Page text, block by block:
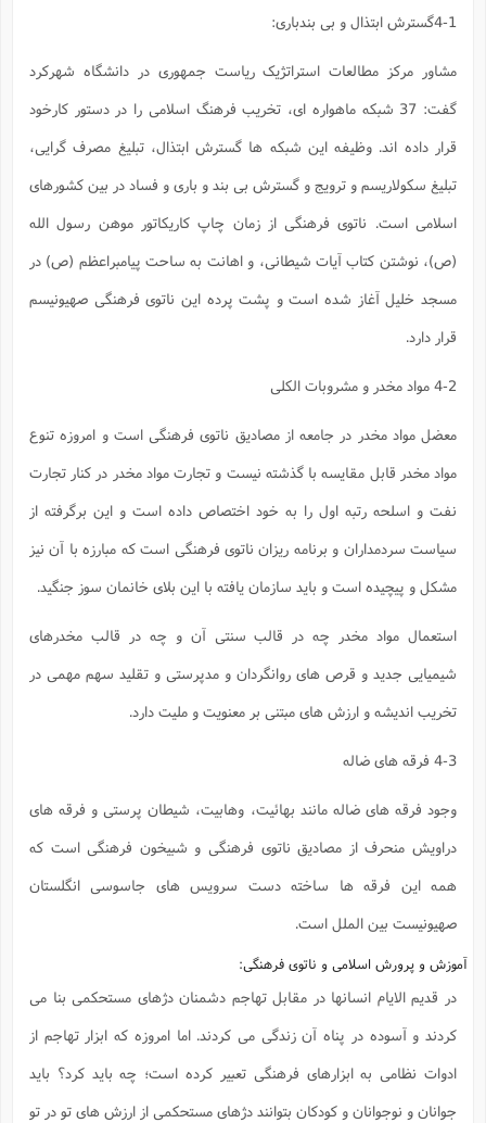
4-1گسترش ابتذال و بی بندباری:
مشاور مرکز مطالعات استراتژیک ریاست جمهوری در دانشگاه شهرکرد
گفت: 37 شبکه ماهواره ای، تخریب فرهنگ اسلامی را در دستور کارخود
قرار داده اند. وظیفه این شبکه ها گسترش ابتذال، تبلیغ مصرف گرایی،
تبلیغ سکولاریسم و ترویج و گسترش بی بند و باری و فساد در بین کشورهای
اسلامی است. ناتوی فرهنگی از زمان چاپ کاریکاتور موهن رسول الله
(ص)، نوشتن کتاب آیات شیطانی، و اهانت به ساحت پیامبراعظم (ص) در
مسجد خلیل آغاز شده است و پشت پرده این ناتوی فرهنگی صهیونیسم
قرار دارد.
4-2 مواد مخدر و مشروبات الکلی
معضل مواد مخدر در جامعه از مصادیق ناتوی فرهنگی است و امروزه تنوع
مواد مخدر قابل مقایسه با گذشته نیست و تجارت مواد مخدر در کنار تجارت
نفت و اسلحه رتبه اول را به خود اختصاص داده است و این برگرفته از
سیاست سردمداران و برنامه ریزان ناتوی فرهنگی است که مبارزه با آن نیز
مشکل و پیچیده است و باید سازمان یافته با این بلای خانمان سوز جنگید.
استعمال مواد مخدر چه در قالب سنتی آن و چه در قالب مخدرهای
شیمیایی جدید و قرص های روانگردان و مدپرستی و تقلید سهم مهمی در
تخریب اندیشه و ارزش های مبتنی بر معنویت و ملیت دارد.
4-3 فرقه های ضاله
وجود فرقه های ضاله مانند بهائیت، وهابیت، شیطان پرستی و فرقه های
دراویش منحرف از مصادیق ناتوی فرهنگی و شبیخون فرهنگی است که
همه این فرقه ها ساخته دست سرویس های جاسوسی انگلستان
صهیونیست بین الملل است.
آموزش و پرورش اسلامی و ناتوی فرهنگی:
در قدیم الایام انسانها در مقابل تهاجم دشمنان دژهای مستحکمی بنا می
کردند و آسوده در پناه آن زندگی می کردند. اما امروزه که ابزار تهاجم از
ادوات نظامی به ابزارهای فرهنگی تعبیر کرده است؛ چه باید کرد؟ باید
جوانان و نوجوانان و کودکان بتوانند دژهای مستحکمی از ارزش های تو در تو